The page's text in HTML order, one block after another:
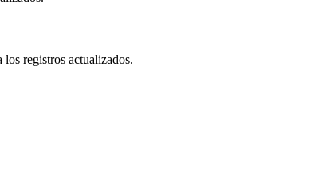
registros actualizados.